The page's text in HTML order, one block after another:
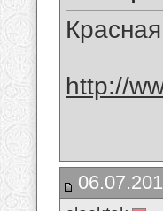
http://